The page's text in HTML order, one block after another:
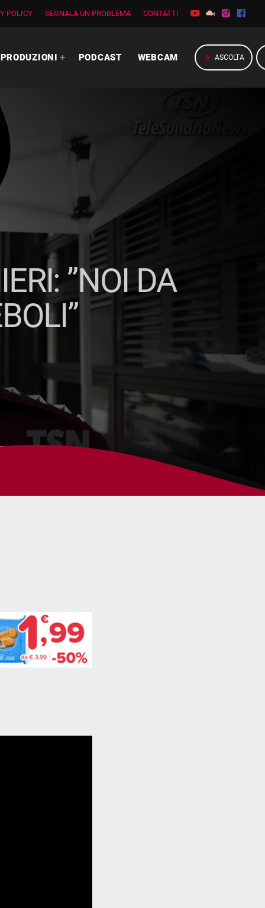
POLICY SEGNALA UN PROBLEMA CONTATTI
PRODUZIONI PODCAST WEBCAM play_arrow ASCOLTA
”NOI DA